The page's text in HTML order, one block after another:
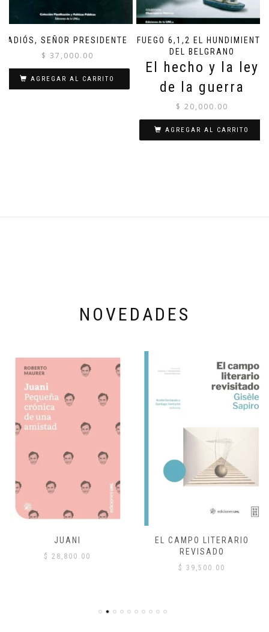
ADIÓS, SEÑOR PRESIDENTE
$ 37,000.00
AGREGAR AL CARRITO
FUEGO 6,1,2 EL HUNDIMIENTO
DEL BELGRANO
El hecho y la ley
de la guerra
$ 20,000.00
AGREGAR AL CARRITO
NOVEDADES
JUANI
$ 28,800.00
EL CAMPO LITERARIO
REVISADO
$ 39,500.00